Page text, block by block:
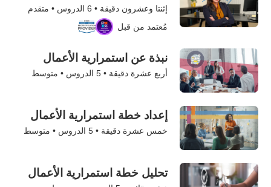
إثنتا وعشرون دقيقة • 6 الدروس • متقدم
مُعتمد من قبل
نبذة عن استمرارية الأعمال
أربع عشرة دقيقة •5 الدروس • متوسط
إعداد خطة استمرارية الأعمال
خمس عشرة دقيقة •5 الدروس • متوسط
تحليل خطة استمرارية الأعمال